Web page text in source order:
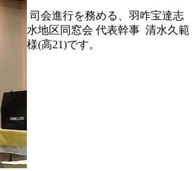
司会進行を務める、羽咋宝達志
水地区同窓会 代表幹事 清水久範
様(高21)です。